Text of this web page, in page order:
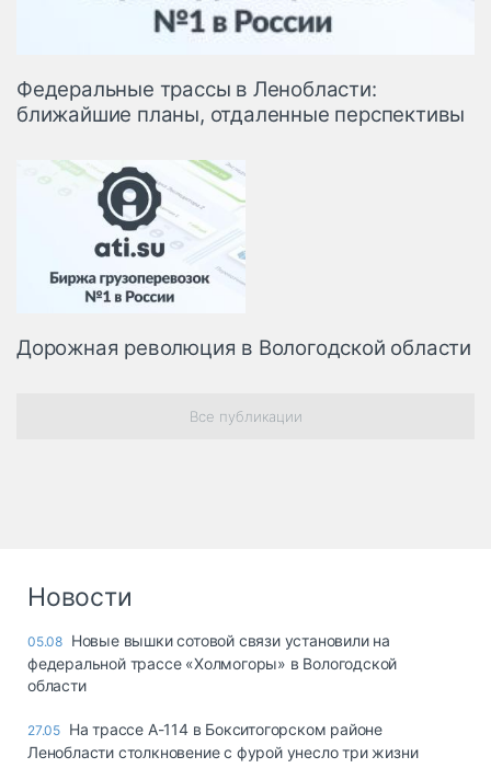
Федеральные трассы в Ленобласти:
ближайшие планы, отдаленные перспективы
Дорожная революция в Вологодской области
Все публикации
Новости
05.08 Новые вышки сотовой связи установили на
федеральной трассе «Холмогоры» в Вологодской
области
27.05 На трассе А-114 в Бокситогорском районе
Ленобласти столкновение с фурой унесло три жизни